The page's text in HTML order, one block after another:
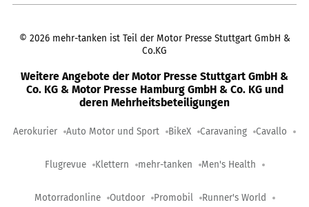
© 2026 mehr-tanken ist Teil der Motor Presse Stuttgart GmbH &
Co.KG
Weitere Angebote der Motor Presse Stuttgart GmbH &
Co. KG & Motor Presse Hamburg GmbH & Co. KG und
deren Mehrheitsbeteiligungen
Aerokurier Auto Motor und Sport BikeX Caravaning Cavallo
Flugrevue Klettern mehr-tanken Men's Health
Motorradonline Outdoor Promobil Runner's World